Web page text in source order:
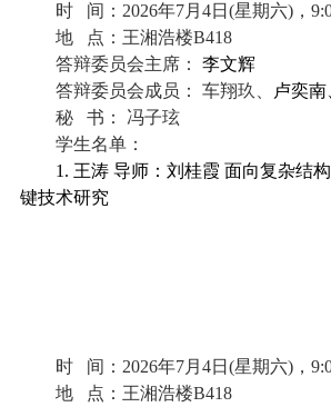
时 间： 2026年7月 4日 (星期六) ， 9
地
点： 王湘浩楼B418
答辩委员会主席 ：
李文辉
答辩委员会成员：
车翔玖、
卢奕
秘
书：
冯子玹
学生名单：
1. 王涛 导师： 刘桂霞 面向复杂结
键技术研究
时 间： 2026年7月 4日 (星期六) ， 9
地
点： 王湘浩楼B418